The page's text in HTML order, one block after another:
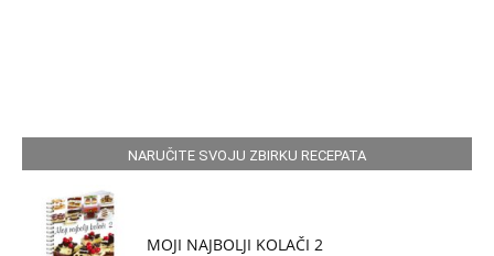
NARUČITE SVOJU ZBIRKU RECEPATA
MOJI NAJBOLJI KOLAČI 2